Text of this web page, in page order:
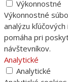
Výkonnostné
Výkonnostné
analýzu
pomáha pri
návštevníkov.
Analytické
Analytické